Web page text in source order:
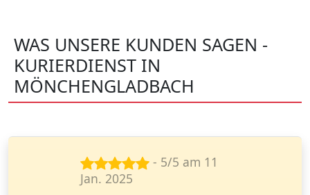
WAS UNSERE KUNDEN SAGEN -
KURIERDIENST IN
MÖNCHENGLADBACH
- 5/5 am 14
Nov. 2024